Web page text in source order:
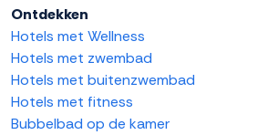
Ontdekken
Hotels met Wellness
Hotels met zwembad
Hotels met buitenzwembad
Hotels met fitness
Bubbelbad op de kamer